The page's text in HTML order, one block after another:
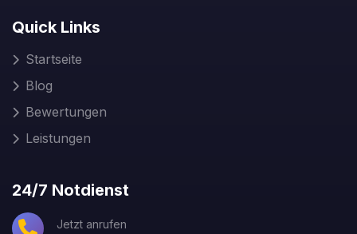
Quick Links
Startseite
Blog
Bewertungen
Leistungen
24/7 Notdienst
Jetzt anrufen